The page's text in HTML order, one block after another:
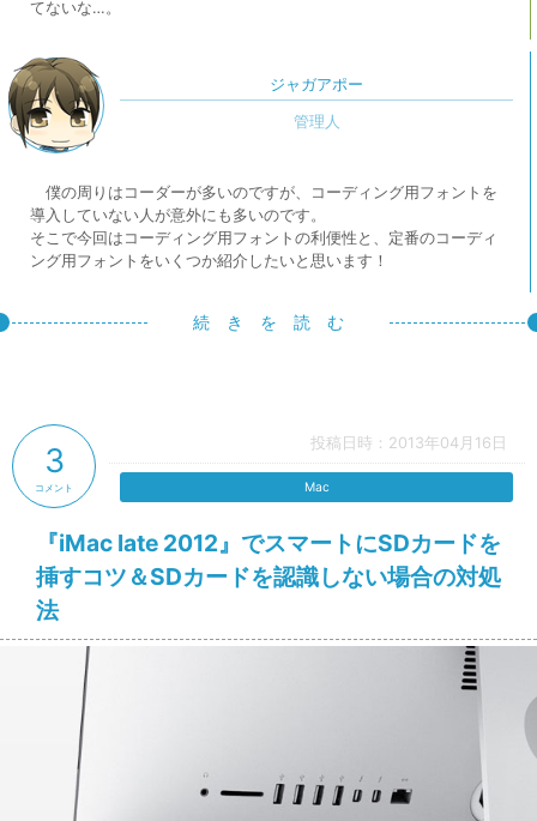
てないな…。
ジャガアポー
僕の周りはコーダーが多いのですが、コーディング用フォントを
導入していない人が意外にも多いのです。
そこで今回はコーディング用フォントの利便性と、定番のコーディ
ング用フォントをいくつか紹介したいと思います！
続 き を 読 む
投稿日時：2013年04月16日
『iMac late 2012』でスマートにSDカードを
挿すコツ＆SDカードを認識しない場合の対処
法
3
コメント Mac